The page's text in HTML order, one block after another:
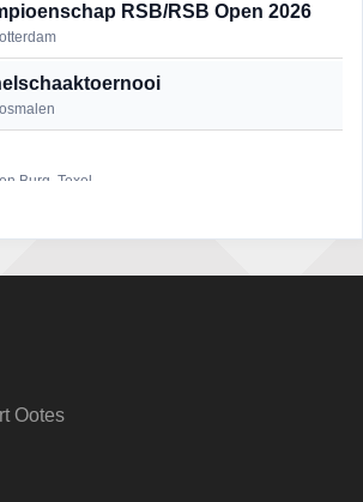
RSB/RSB Open 2026
Burg, Texel
2026
Spakenburg
Ootes